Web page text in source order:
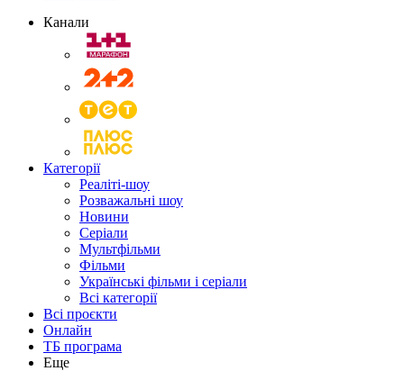
Канали
Категорії
Реаліті-шоу
Розважальні шоу
Новини
Серіали
Мультфільми
Фільми
Українські фільми і серіали
Всі категорії
Всі проєкти
Онлайн
ТБ програма
Еще